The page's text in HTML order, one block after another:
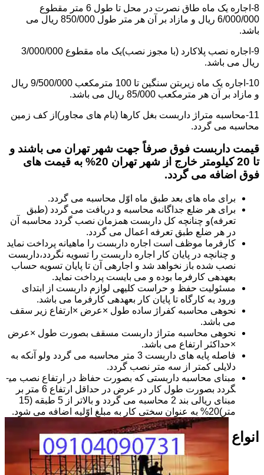
8-اجاره یک ماه طاق نصرت در محل تا طول 6 متر مقطوع
6/000/000 ریال و مازاد بر آن هر متر طول 850/000 ریال می
باشد.
9-اجاره نصب پلاکارد (با مجوز نصب)یک ماه مقطوع 3/000/000
ریال می باشد.
10-اجاره یک ماه زیربتن سنگین تا 100 مترمکعب 9/500/000 ریال
و مازاد بر آن هر مترمکعب 85/000 ریال می باشد.
11-محاسبه متراژ داربست بغل کارها (بام های مجاور)از کف زمین
محاسبه می گردد.
قیمت داربست فوق صرفاً جهت شهر تهران می باشند و
تا 20 کیلومتر خارج از شهر تهران 20% به قیمت های
فوق اضافه می گردد.
برای ماه های بعد طبق ماه اوّل محاسبه می گردد.
برای هر ضلع جداگانه محاسبه و دریافت می گردد (طبق
تعرفه)و چنانچه کل داربست همزمان نصب گردد محاسبه آن
در هر ضلع طبق تعرفه اعمال می گردد.
کارفرما موظف است اجاره داربست را ماهیانه پرداخت نماید
و چنانچه در پایان کار اجاره داربست را تسویه نگردد،داربست
نصب شده باز نخواهد شد و اجاره­ی آن تا پایان تسویه حساب
بعهده­ی کارفرما بوده و می بایست پرداخت نماید.
مسئولیت حفظ و حراست کلیه­ی لوازم داربست از ابتدای
ورود به کارگاه تا پایان کار بعهده­ی کارفرما می باشد.
نحوه­ی محاسبه کفراژ ساده طول ×عرض ×ارتفاع زیر سقف
می باشد.
نحوه­ی محاسبه متراژ داربست مسقف بصورت طول ×عرض
×حداکثر ارتفاع می باشد.
فاصله پایه های داربست 3 متر محاسبه می گردد ولو آنکه به
دلایلی کمتر از سه متر نصب گردد.
مبنای محاسبه داربستی که بصورت حفاظ در ارتفاع نصب می­
گردد بصورت طول کار در عرض در حداقل ارتفاع 6 متر بر
مبنای ریالی بند 2 محاسبه می گردد و بالاتر از 5 طبقه (15
متر)20% به عنوان سختی کار به مبلغ اوّلیه اضافه می شود.
انواع